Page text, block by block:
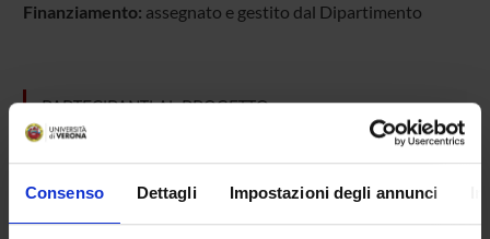
Consenso Dettagli Impostazioni degli annunci
Finanziamento: assegnato e gestito dal Dipartimento
PARTECIPANTI AL PROGETTO
Flavia Bazzoni